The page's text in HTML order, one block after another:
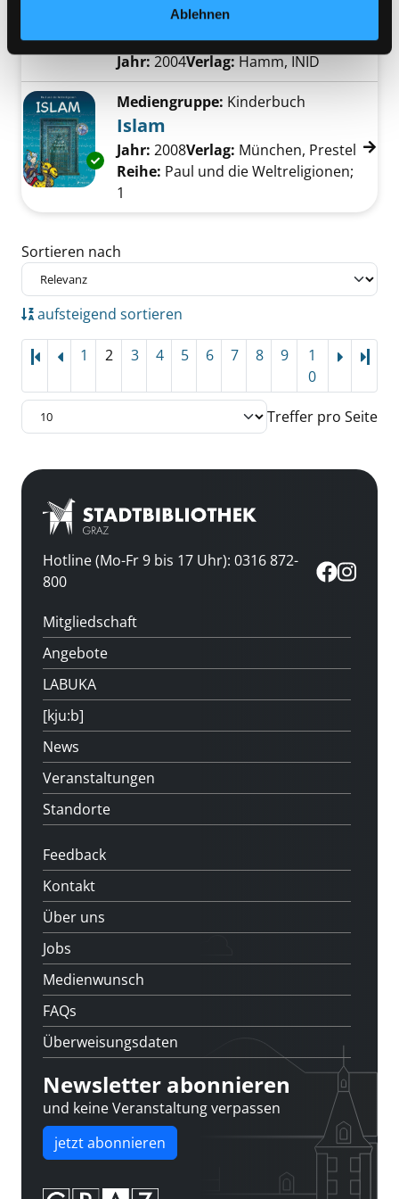
Ablehnen
Exemplar-Details von Der Islam anzeigen
Glaube, Leben, Geschichte
Verfasser:Mertek, MuhammetSuche
Jahr:2004Verlag:Hamm, INID
Exemplar-Details von Islam anzeigen
Mediengruppe: Kinderbuch
Islam
Suche nach diesem Verfasser
Jahr: 2008Verlag: München, Prestel
Reihe: Paul und die Weltreligionen;
1
Zu den Suchfiltern springen
Sortieren nach
aufsteigend sortieren
1 2 3 4 5 6 7 8 9
1
0
Treffer pro Seite
Hotline (Mo-Fr 9 bis 17 Uhr): 0316 872-
800
Mitgliedschaft
Angebote
LABUKA
[kju:b]
News
Veranstaltungen
Standorte
Feedback
Kontakt
Über uns
Jobs
Medienwunsch
FAQs
Überweisungsdaten
Newsletter abonnieren
und keine Veranstaltung verpassen
jetzt abonnieren